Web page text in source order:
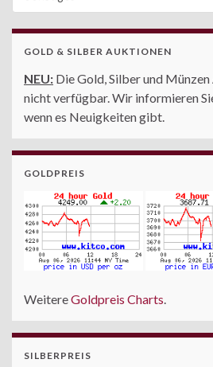
GOLD & SILBER AUKTIONEN
NEU: Die Gold, Silber und
nicht verfügbar. Wir informieren
wenn es Neuigkeiten gibt.
GOLDPREIS
WeitereGoldpreis Charts.
SILBERPREIS